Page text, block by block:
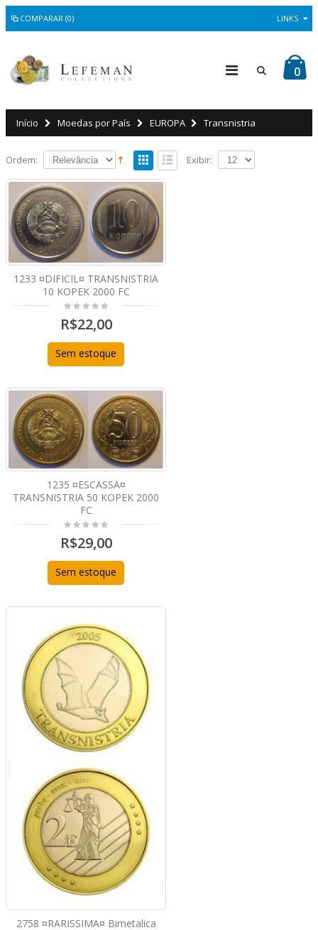
COMPARAR (0) LINKS
0
Início Moedas por País EUROPA Transnistria
Ordem: Exibir:
1233 ¤DIFICIL¤ TRANSNISTRIA
10 KOPEK 2000 FC
R$22,00
Sem estoque
1235 ¤ESCASSA¤
TRANSNISTRIA 50 KOPEK 2000
FC
R$29,00
Sem estoque
2758 ¤RARISSIMA¤ Bimetalica